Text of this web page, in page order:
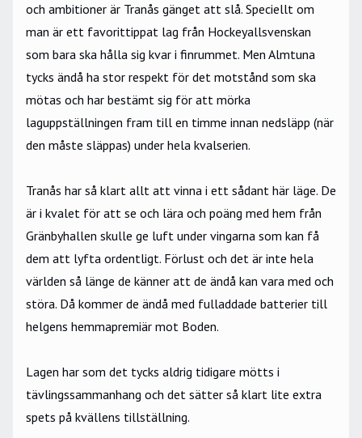
och ambitioner är Tranås gänget att slå. Speciellt om
man är ett favorittippat lag från Hockeyallsvenskan
som bara ska hålla sig kvar i finrummet. Men Almtuna
tycks ändå ha stor respekt för det motstånd som ska
mötas och har bestämt sig för att mörka
laguppställningen fram till en timme innan nedsläpp (när
den måste släppas) under hela kvalserien.
Tranås har så klart allt att vinna i ett sådant här läge. De
är i kvalet för att se och lära och poäng med hem från
Gränbyhallen skulle ge luft under vingarna som kan få
dem att lyfta ordentligt. Förlust och det är inte hela
världen så länge de känner att de ändå kan vara med och
störa. Då kommer de ändå med fulladdade batterier till
helgens hemmapremiär mot Boden.
Lagen har som det tycks aldrig tidigare mötts i
tävlingssammanhang och det sätter så klart lite extra
spets på kvällens tillställning.